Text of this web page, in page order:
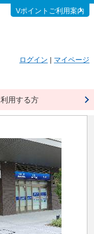
Vポイントご利用案内
ログイン | マイページ
用する方